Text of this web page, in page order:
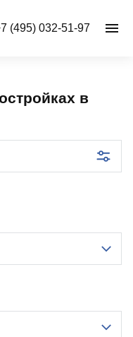
(495) 032-51-97
в